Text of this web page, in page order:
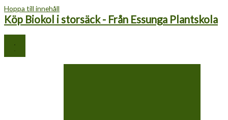
Hoppa till innehåll
Köp Biokol i storsäck - Från Essunga Plantskola